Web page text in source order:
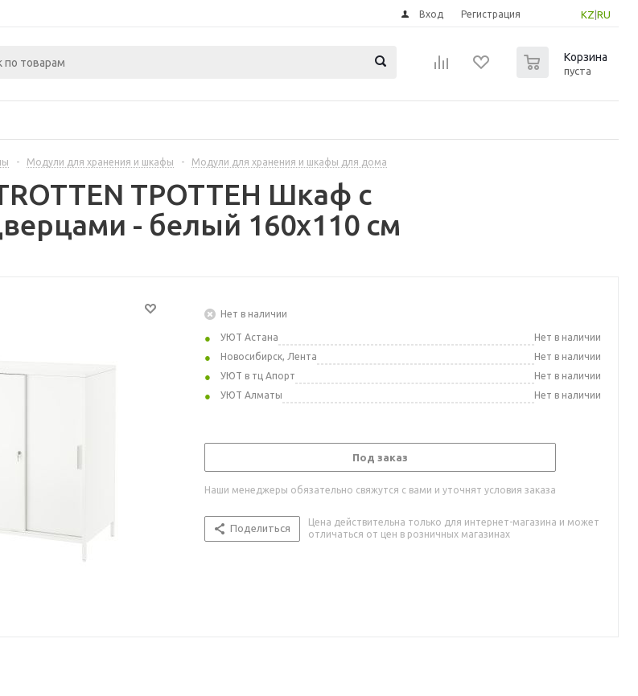
KZ RU
Вход Регистрация
Корзина
пуста
- Модули для хранения и шкафы - Модули для хранения и шкафы для дома
ТРОТТЕН Шкаф с
- белый 160x110 см
Нет в наличии
УЮТ Астана
Нет в наличии
Новосибирск, Лента
Нет в наличии
УЮТ в тц Апорт
Нет в наличии
УЮТ Алматы
Нет в наличии
Под заказ
Наши менеджеры обязательно свяжутся с вами и уточнят условия заказа
Поделиться
Цена действительна только для интернет-магазина и может
отличаться от цен в розничных магазинах